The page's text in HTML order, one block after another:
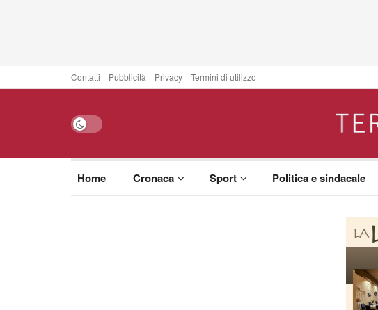
Contatti Pubblicità Privacy Termini di utilizzo
Home Cronaca Sport Politica e sindacale